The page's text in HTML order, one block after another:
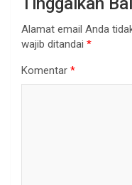
Alamat email Anda
wajib ditandai *
Komentar *